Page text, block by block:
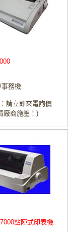
務機
請立即來電詢價
廠商施壓！)
點陣式印表機